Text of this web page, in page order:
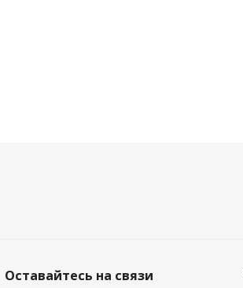
Оставайтесь на связи